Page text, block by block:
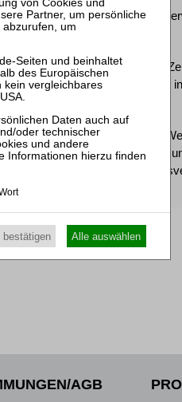
Frankfurt:
und Gehalt
25.11.2026
Praktiker-
und
AGB
bestätigen Alle auswählen